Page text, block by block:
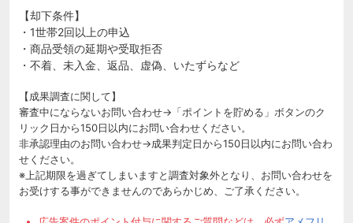
【却下条件】
・1世帯2回以上の申込
・商品受領の延期や受取拒否
・不着、未入金、返品、虚偽、いたずらなど
【成果調査に関して】
審査中にならないお問い合わせ→「ポイントを貯める」ボタンのク
リック日から150日以内にお問い合わせください。
非承認理由のお問い合わせ→成果判定日から150日以内にお問い合わ
せください。
※上記期限を過ぎてしまいますと調査対象外となり、お問い合わせを
お受けする事ができませんのであらかじめ、ご了承ください。